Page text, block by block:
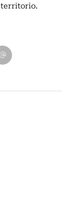
Pinterest
su WhatsApp
su Email